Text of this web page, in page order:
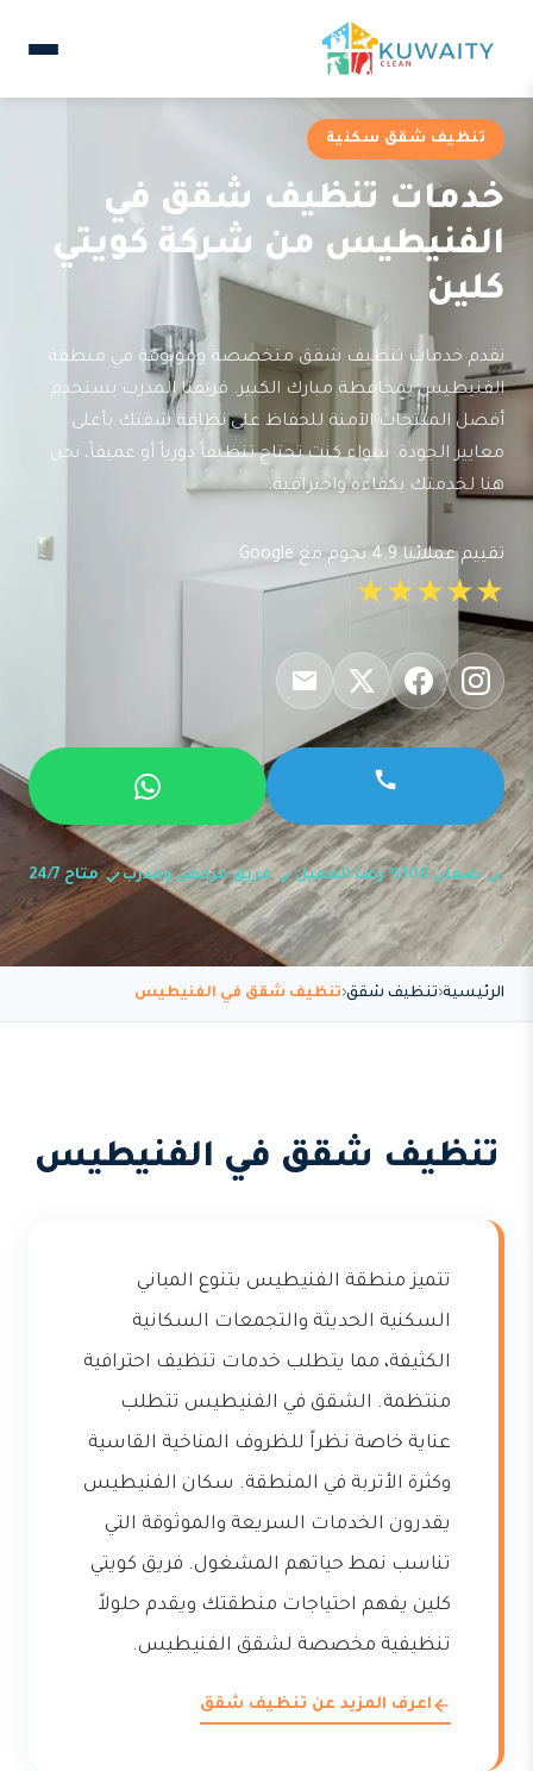
تنظيف شقق سكنية
خدمات تنظيف شقق في
الفنيطيس من شركة كويتي
كلين
نقدم خدمات تنظيف شقق متخصصة وموثوقة في منطقة
الفنيطيس بمحافظة مبارك الكبير. فريقنا المدرب يستخدم
أفضل المنتجات الآمنة للحفاظ على نظافة شقتك بأعلى
معايير الجودة. سواء كنت تحتاج تنظيفاً دورياً أو عميقاً، نحن
هنا لخدمتك بكفاءة واحترافية.
تقييم عملائنا 4.9 نجوم مع Google
★★★★★
ضمان 100% رضا العميل فريق مرخص ومدرب متاح 24/7
الرئيسية تنظيف شقق تنظيف شقق في الفنيطيس
تنظيف شقق في الفنيطيس
تتميز منطقة الفنيطيس بتنوع المباني
السكنية الحديثة والتجمعات السكانية
الكثيفة، مما يتطلب خدمات تنظيف احترافية
منتظمة. الشقق في الفنيطيس تتطلب
عناية خاصة نظراً للظروف المناخية القاسية
وكثرة الأتربة في المنطقة. سكان الفنيطيس
يقدرون الخدمات السريعة والموثوقة التي
تناسب نمط حياتهم المشغول. فريق كويتي
كلين يفهم احتياجات منطقتك ويقدم حلولاً
تنظيفية مخصصة لشقق الفنيطيس.
اعرف المزيد عن تنظيف شقق